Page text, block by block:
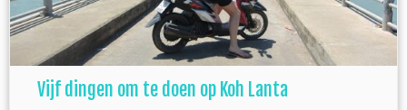
Vijf dingen om te doen op Koh Lanta